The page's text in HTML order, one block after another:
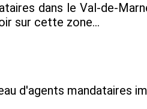
dans le Val-de-
sur cette zone...
d'agents mandataires